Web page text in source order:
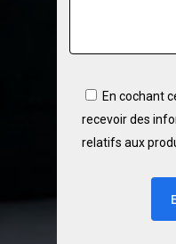
En cochant
recevoir des
relatifs aux